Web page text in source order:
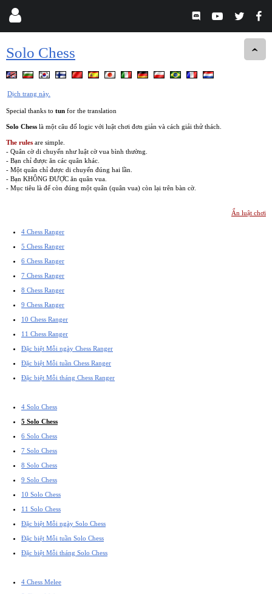
Solo Chess
Dịch trang này.
Special thanks to tun for the translation
Solo Chess là một câu đố logic với luật chơi đơn giản và cách giải thử thách.
The rules are simple.
- Quân cờ di chuyển như luật cờ vua bình thường.
- Bạn chỉ được ăn các quân khác.
- Một quân chỉ được di chuyển đúng hai lần.
- Bạn KHÔNG ĐƯỢC ăn quân vua.
- Mục tiêu là để còn đúng một quân (quân vua) còn lại trên bàn cờ.
Ẩn luật chơi
4 Chess Ranger
5 Chess Ranger
6 Chess Ranger
7 Chess Ranger
8 Chess Ranger
9 Chess Ranger
10 Chess Ranger
11 Chess Ranger
Đặc biệt Mỗi ngày Chess Ranger
Đặc biệt Mỗi tuần Chess Ranger
Đặc biệt Mỗi tháng Chess Ranger
4 Solo Chess
5 Solo Chess
6 Solo Chess
7 Solo Chess
8 Solo Chess
9 Solo Chess
10 Solo Chess
11 Solo Chess
Đặc biệt Mỗi ngày Solo Chess
Đặc biệt Mỗi tuần Solo Chess
Đặc biệt Mỗi tháng Solo Chess
4 Chess Melee